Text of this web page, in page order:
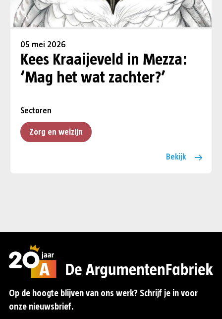
05 mei 2026
Kees Kraaijeveld in Mezza:
‘Mag het wat zachter?’
Sectoren
Zorg en welzijn
Bekijk
Op de hoogte blijven van ons werk? Schrijf je in voor
onze nieuwsbrief.